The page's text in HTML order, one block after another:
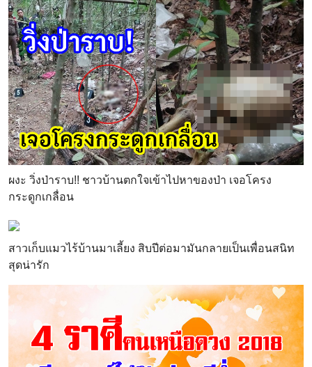
ผงะ วิ่งป่าราบ!! ชาวบ้านตกใจเข้าไปหาของป่า เจอโครง
กระดูกเกลื่อน
สาวเก็บแมวไร้บ้านมาเลี้ยง สิบปีต่อมามันกลายเป็นเพื่อนสนิท
สุดน่ารัก